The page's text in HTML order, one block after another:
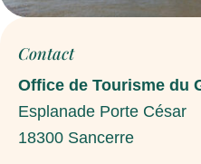
Contact
Office de Tourisme du
Esplanade Porte César
18300 Sancerre